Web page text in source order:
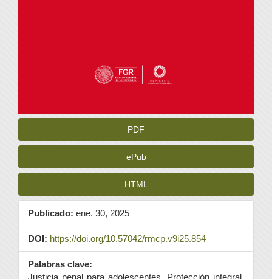
PDF
ePub
HTML
Publicado: ene. 30, 2025
DOI: https://doi.org/10.57042/rmcp.v9i25.854
Palabras clave: